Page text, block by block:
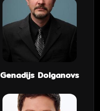
Genadijs Dolganovs